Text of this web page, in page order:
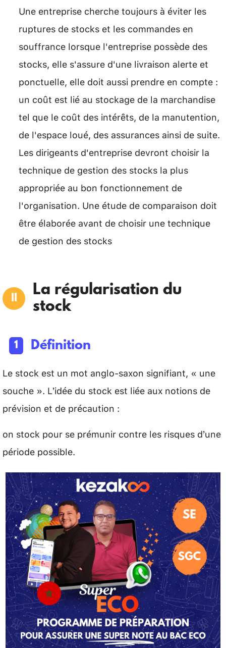
Une entreprise cherche toujours à éviter les
ruptures de stocks et les commandes en
souffrance lorsque l'entreprise possède des
stocks, elle s'assure d'une livraison alerte et
ponctuelle, elle doit aussi prendre en compte :
un coût est lié au stockage de la marchandise
tel que le coût des intérêts, de la manutention,
de l'espace loué, des assurances ainsi de suite.
Les dirigeants d'entreprise devront choisir la
technique de gestion des stocks la plus
appropriée au bon fonctionnement de
l'organisation. Une étude de comparaison doit
être élaborée avant de choisir une technique
de gestion des stocks
La régularisation du
stock
Définition
Le stock est un mot anglo-saxon signifiant, « une
souche ». L’idée du stock est liée aux notions de
prévision et de précaution :
on stock pour se prémunir contre les risques d’une
période possible.